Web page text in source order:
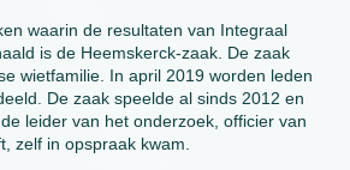
waarin de resultaten van Integraal
is de Heemskerck-zaak. De zaak
wietfamilie. In april 2019 worden leden
De zaak speelde al sinds 2012 en
leider van het onderzoek, officier van
zelf in opspraak kwam.